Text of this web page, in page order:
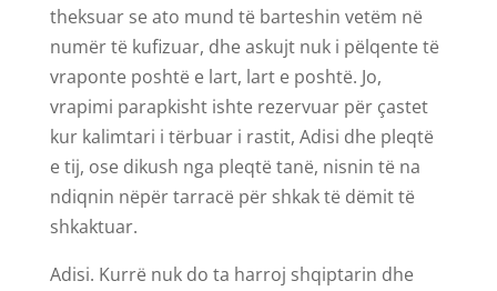
theksuar se ato mund të barteshin vetëm në
numër të kufizuar, dhe askujt nuk i pëlqente të
vraponte poshtë e lart, lart e poshtë. Jo,
vrapimi parapkisht ishte rezervuar për çastet
kur kalimtari i tërbuar i rastit, Adisi dhe pleqtë
e tij, ose dikush nga pleqtë tanë, nisnin të na
ndiqnin nëpër tarracë për shkak të dëmit të
shkaktuar.
Adisi. Kurrë nuk do ta harroj shqiptarin dhe